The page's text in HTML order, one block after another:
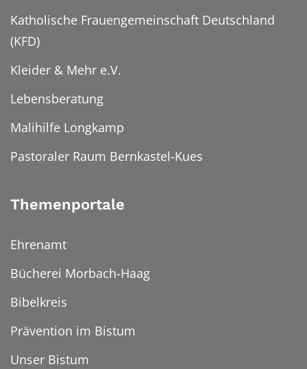
Katholische Frauengemeinschaft Deutschland
(KFD)
Kleider & Mehr e.V.
Lebensberatung
Malihilfe Longkamp
Pastoraler Raum Bernkastel-Kues
Themenportale
Ehrenamt
Bücherei Morbach-Haag
Bibelkreis
Prävention im Bistum
Unser Bistum